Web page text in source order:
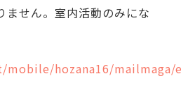
せん。室内活動のみにな
hozana16/mailmaga/